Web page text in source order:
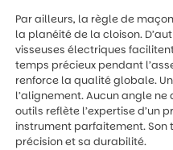
Par ailleurs, la règle de
la planéité de la cloison.
visseuses électriques
temps précieux pendant
renforce la qualité globale.
l’alignement. Aucun angle
outils reflète l’expertise d’un
instrument parfaitement. Son
précision et sa durabilité.